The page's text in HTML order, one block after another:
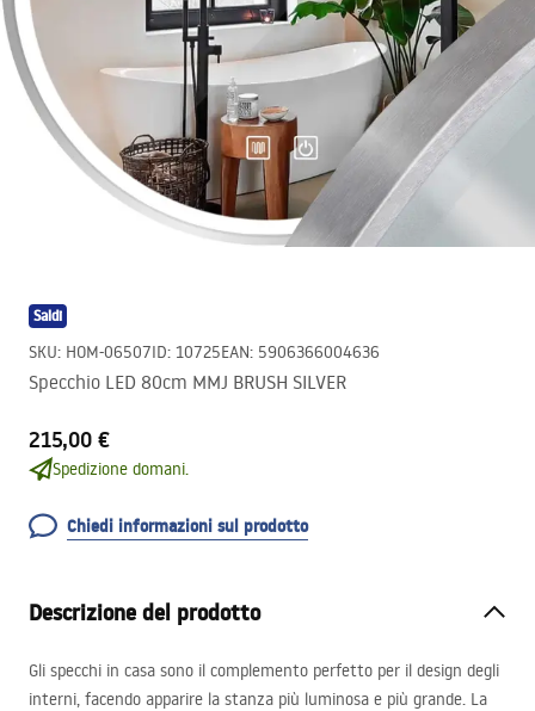
Saldi
SKU: HOM-06507ID: 10725EAN: 5906366004636
Specchio LED 80cm MMJ BRUSH SILVER
215,00 €
Spedizione domani.
Chiedi informazioni sul prodotto
Descrizione del prodotto
Gli specchi in casa sono il complemento perfetto per il design degli
interni, facendo apparire la stanza più luminosa e più grande. La